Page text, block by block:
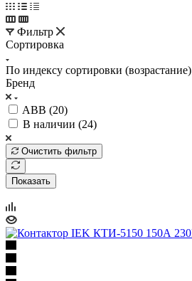
Фильтр
Сортировка
По индексу сортировки (возрастание)
Бренд
ABB (20)
В наличии (24)
Очистить фильтр
Показать